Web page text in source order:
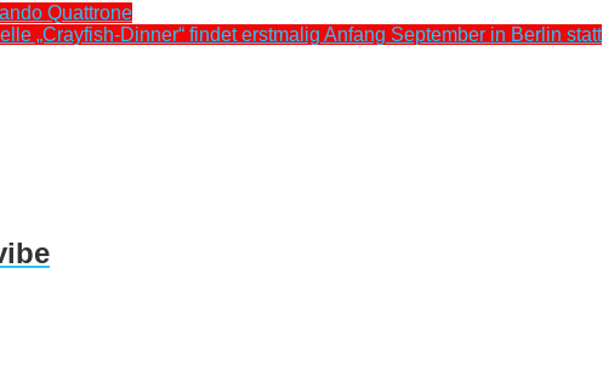
Quattrone
„Crayfish-Dinner“ findet erstmalig Anfang September in Berlin statt